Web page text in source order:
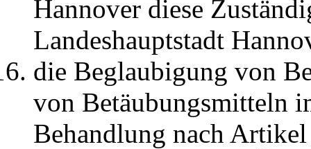
Hannover diese
Landeshauptstadt
die Beglaubigung von
von Betäubungsmitteln
Behandlung nach